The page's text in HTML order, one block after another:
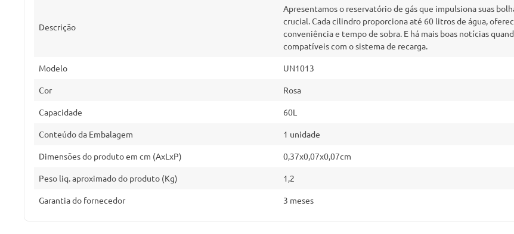
Descrição
Apresentamos o reservatório de gás que impulsiona suas
crucial. Cada cilindro proporciona até 60 litros de água,
conveniência e tempo de sobra. E há mais boas notícias
compatíveis com o sistema de recarga.
Modelo UN1013
Cor Rosa
Capacidade 60L
Conteúdo da Embalagem 1 unidade
Dimensões do produto em cm (AxLxP) 0,37x0,07x0,07cm
Peso liq. aproximado do produto (Kg) 1,2
Garantia do fornecedor 3 meses